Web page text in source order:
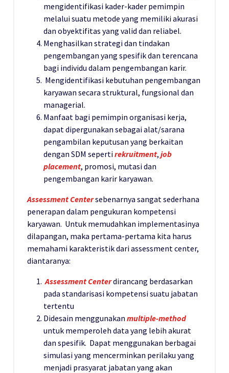
mengidentifikasi kader-kader pemimpin
melalui suatu metode yang memiliki akurasi
dan obyektifitas yang valid dan reliabel.
Menghasilkan strategi dan tindakan
pengembangan yang spesifik dan terencana
bagi individu dalam pengembangan karir.
Mengidentifikasi kebutuhan pengembangan
karyawan secara struktural, fungsional dan
managerial.
Manfaat bagi pemimpin organisasi kerja,
dapat dipergunakan sebagai alat/sarana
pengambilan keputusan yang berkaitan
dengan SDM sepertirekruitment, job
placement, promosi, mutasi dan
pengembangan karir karyawan.
Assessment Centersebenarnya sangat sederhana
penerapan dalam pengukuran kompetensi
karyawan. Untuk memudahkan implementasinya
dilapangan, maka pertama-pertama kita harus
memahami karakteristik dari assessment center,
diantaranya:
Assessment Centerdirancang berdasarkan
pada standarisasi kompetensi suatu jabatan
tertentu
Didesain menggunakan multiple-method
untuk memperoleh data yang lebih akurat
dan spesifik. Dapat menggunakan berbagai
simulasi yang mencerminkan perilaku yang
menjadi prasyarat jabatan yang akan